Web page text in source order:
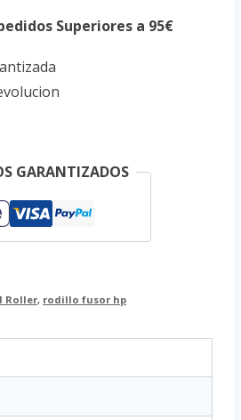
Superiores a 95€
GARANTIZADOS
Roller, rodillo fusor hp